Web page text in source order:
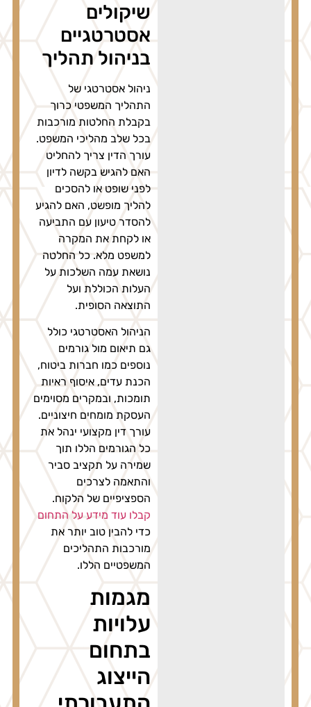
שיקולים
אסטרטגיים
בניהול תהליך
ניהול אסטרטגי של
התהליך המשפטי כרוך
בקבלת החלטות מורכבות
בכל שלב מהליכי המשפט.
עורך הדין צריך להחליט
האם להגיש בקשה לדיון
לפני שופט או להסכים
להליך מופשט, האם להגיע
להסדר טיעון עם התביעה
או לקחת את המקרה
למשפט מלא. כל החלטה
נושאת עמה השלכות על
העלות הכוללת ועל
התוצאה הסופית.
הניהול האסטרטגי כולל
גם תיאום מול גורמים
נוספים כמו חברות ביטוח,
הכנת עדים, איסוף ראיות
תומכות, ובמקרים מסוימים
העסקת מומחים חיצוניים.
עורך דין מקצועי ינהל את
כל הגורמים הללו תוך
שמירה על תקציב סביר
והתאמה לצרכים
הספציפיים של הלקוח.
קבלו עוד מידע על התחום
כדי להבין טוב יותר את
מורכבות התהליכים
המשפטיים הללו.
מגמות
עלויות
בתחום
הייצוג